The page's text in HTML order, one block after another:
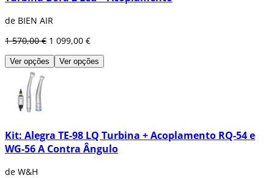
de BIEN AIR
1 570,00 € 1 099,00 €
Ver opções Ver opções
Kit: Alegra TE-98 LQ Turbina + Acoplamento RQ-54 e
WG-56 A Contra Ângulo
de W&H